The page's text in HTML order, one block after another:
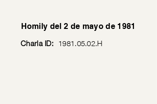
Homily del 2 de mayo de 1981
Charla ID: 1981.05.02.H